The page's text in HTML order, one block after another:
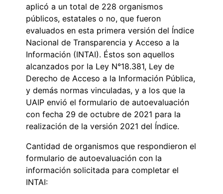
aplicó a un total de 228 organismos
públicos, estatales o no, que fueron
evaluados en esta primera versión del Índice
Nacional de Transparencia y Acceso a la
Información (INTAI). Éstos son aquellos
alcanzados por la Ley N°18.381, Ley de
Derecho de Acceso a la Información Pública,
y demás normas vinculadas, y a los que la
UAIP envió el formulario de autoevaluación
con fecha 29 de octubre de 2021 para la
realización de la versión 2021 del Índice.
Cantidad de organismos que respondieron el
formulario de autoevaluación con la
información solicitada para completar el
INTAI: